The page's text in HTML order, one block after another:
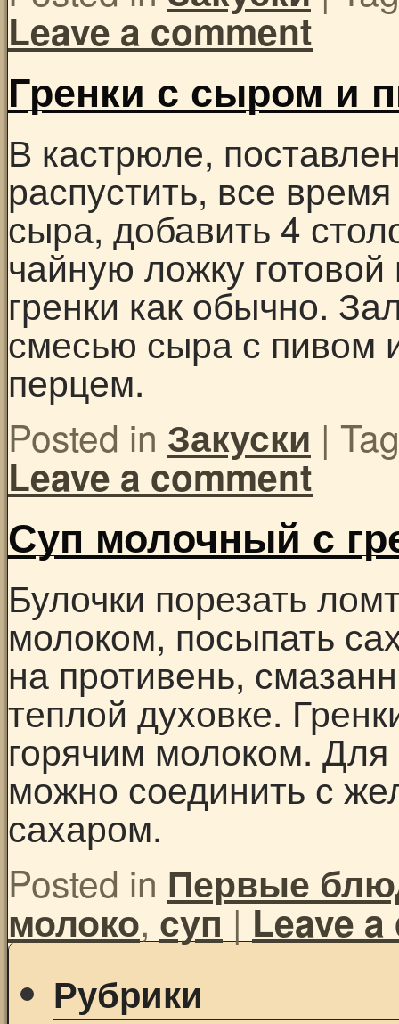
Leave a comment
Гренки с сыром и
В кастрюле,
распустить, все
сыра, добавить 4
чайную ложку
гренки как обычно.
смесью сыра с пивом
перцем.
Posted in Закуски |
Leave a comment
Суп молочный с
Булочки порезать
молоком, посыпать
на противень,
теплой духовке.
горячим молоком.
можно соединить с
сахаром.
Posted in Первые
молоко, суп |Leave
Рубрики